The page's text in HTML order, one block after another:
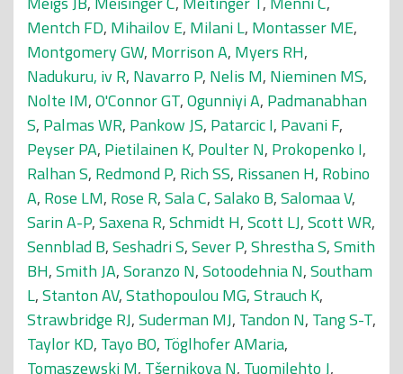
Mentch FD, Mihailov E, Milani L, Montasser ME,
Montgomery GW, Morrison A, Myers RH,
Nadukuru, iv R, Navarro P, Nelis M, Nieminen MS,
Nolte IM,O'Connor GT,Ogunniyi A, Padmanabhan
S, Palmas WR, Pankow JS, Patarcic I, Pavani F,
Peyser PA, Pietilainen K, Poulter N, Prokopenko I,
Ralhan S, Redmond P, Rich SS, Rissanen H, Robino
A, Rose LM, Rose R,Sala C,Salako B,Salomaa V,
Sarin A-P,Saxena R,Schmidt H,Scott LJ,Scott WR,
Sennblad B,Seshadri S,Sever P,Shrestha S,Smith
BH,Smith JA,Soranzo N,Sotoodehnia N,Southam
L,Stanton AV,Stathopoulou MG,Strauch K,
Strawbridge RJ,Suderman MJ, Tandon N, Tang S-T,
Taylor KD, Tayo BO, Töglhofer AMaria,
Tomaszewski M, Tšernikova N, Tuomilehto J,